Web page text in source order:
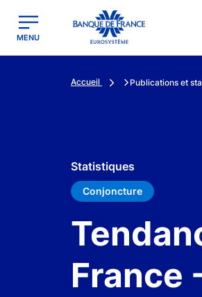
Banque de France - Menu Principal
MENU
Accueil Publications et
Statistiques
Conjoncture
France